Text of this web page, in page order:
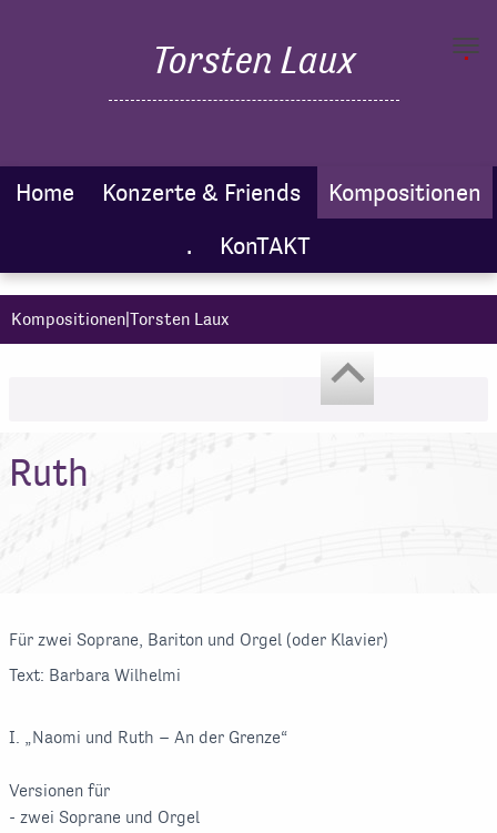
.
Torsten Laux
Home Konzerte & Friends
Kompositionen
.
KonTAKT
Kompositionen|Torsten Laux
Ruth
Für zwei Soprane, Bariton und Orgel (oder Klavier)
Text: Barbara Wilhelmi
I. „Naomi und Ruth – An der Grenze“
Versionen für
- zwei Soprane und Orgel